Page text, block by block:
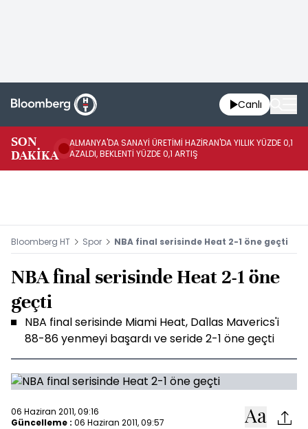
Canlı
SON
DAKİKA
ALMANYA'DA SANAYİ ÜRETİMİ HAZİRAN'DA YILLIK YÜZDE 0,1
AZALDI, BEKLENTİ YÜZDE 0,1 ARTIŞ
Bloomberg HT Spor NBA final serisinde Heat 2-1 öne geçti
NBA final serisinde Heat 2-1 öne
geçti
NBA final serisinde Miami Heat, Dallas Maverics'i
88-86 yenmeyi başardı ve seride 2-1 öne geçti
06 Haziran 2011, 09:16
Güncelleme : 06 Haziran 2011, 09:57